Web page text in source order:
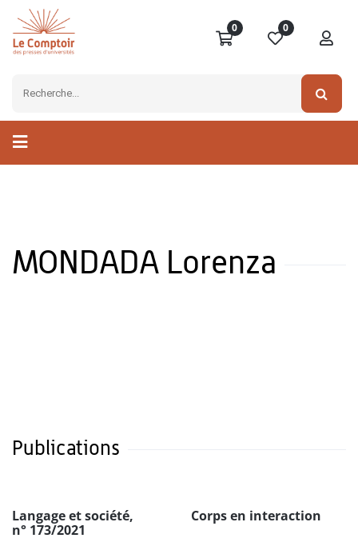
0 0
MONDADA Lorenza
Publications
Langage et société,
n° 173/2021
Corps en interaction